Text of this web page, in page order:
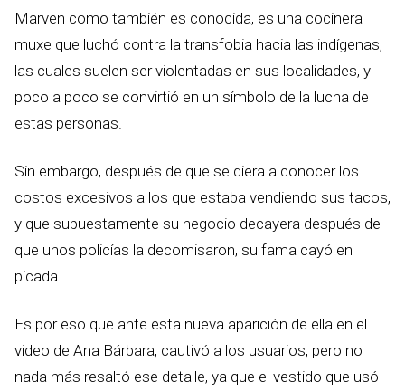
Marven como también es conocida, es una cocinera
muxe que luchó contra la transfobia hacia las indígenas,
las cuales suelen ser violentadas en sus localidades, y
poco a poco se convirtió en un símbolo de la lucha de
estas personas.
Sin embargo, después de que se diera a conocer los
costos excesivos a los que estaba vendiendo sus tacos,
y que supuestamente su negocio decayera después de
que unos policías la decomisaron, su fama cayó en
picada.
Es por eso que ante esta nueva aparición de ella en el
video de Ana Bárbara, cautivó a los usuarios, pero no
nada más resaltó ese detalle, ya que el vestido que usó